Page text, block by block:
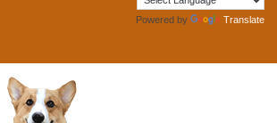
Powered by Translate